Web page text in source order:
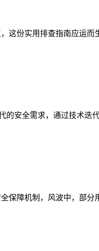
这份实用排查指南应运而
的安全需求，通过技术迭
保障机制，风波中，部分